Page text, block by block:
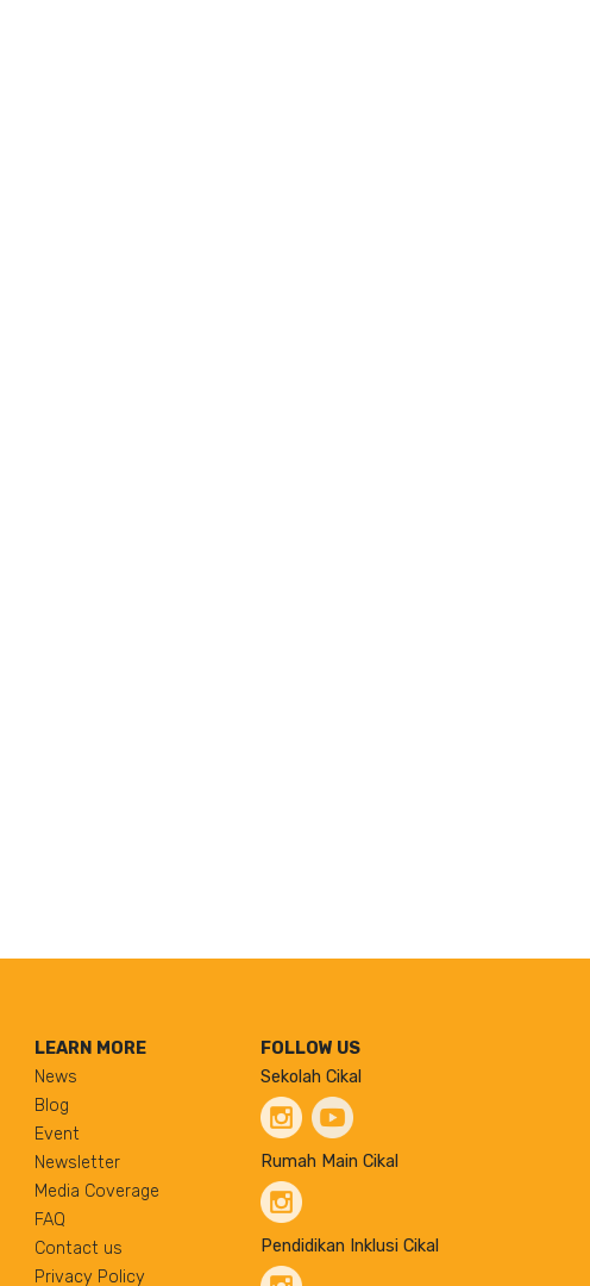
LEARN MORE
News
Blog
Event
Newsletter
Media Coverage
FAQ
Contact us
Privacy Policy
FOLLOW US
Sekolah Cikal
Rumah Main Cikal
Pendidikan Inklusi Cikal